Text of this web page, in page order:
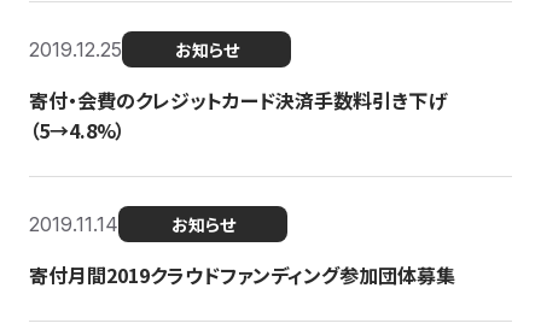
2019.12.25 お知らせ
寄付・会費のクレジットカード決済手数料引き下げ
（5→4.8%）
2019.11.14 お知らせ
寄付月間2019クラウドファンディング参加団体募集